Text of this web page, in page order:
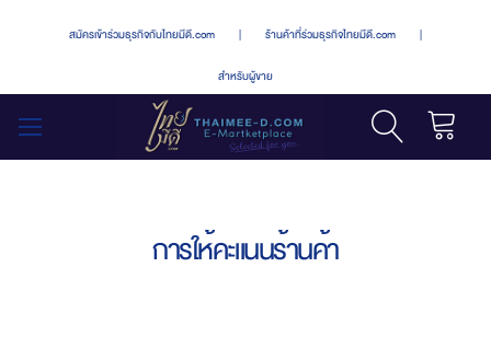
สมัครเข้าร่วมธุรกิจกับไทยมีดี.com | ร้านค้าที่ร่วมธุรกิจไทยมีดี.com |
สำหรับผู้ขาย
การให้คะแนนร้านค้า